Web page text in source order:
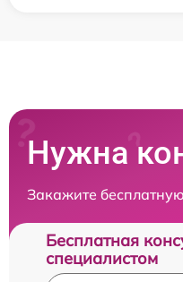
Нужна
Закажите
Бесплатная
специалистом